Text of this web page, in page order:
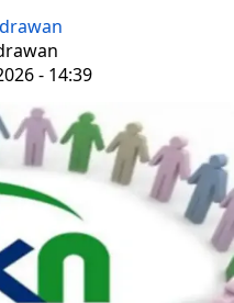
- 14:39